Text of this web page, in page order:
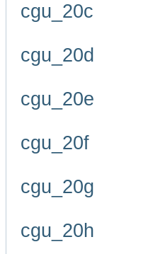
cgu_20c
cgu_20d
cgu_20e
cgu_20f
cgu_20g
cgu_20h